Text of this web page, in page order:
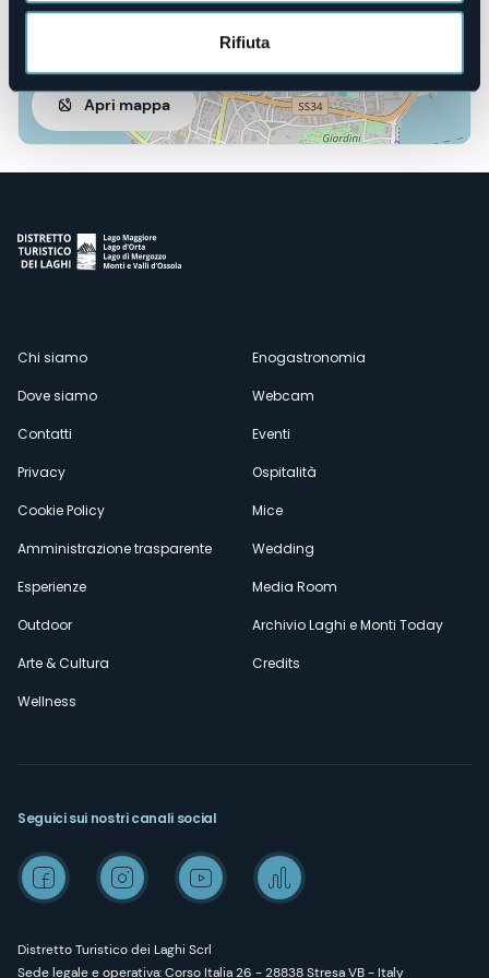
Rifiuta
Apri mappa
Menù
secondario
Chi siamo
Dove siamo
Contatti
Privacy
Cookie Policy
Amministrazione trasparente
Esperienze
Outdoor
Arte & Cultura
Wellness
Enogastronomia
Webcam
Eventi
Ospitalità
Mice
Wedding
Media Room
Archivio Laghi e Monti Today
Credits
Distretto Turistico dei Laghi Scrl
Sede legale e operativa: Corso Italia 26 - 28838 Stresa VB - Italy
Seguici sui nostri canali social